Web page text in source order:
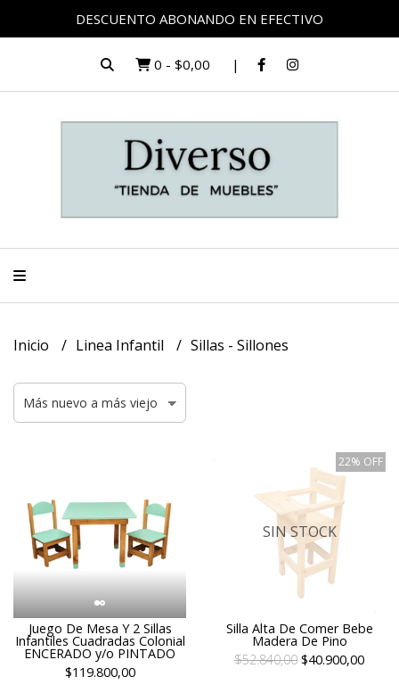
DESCUENTO ABONANDO EN EFECTIVO
0 - $0,00
Inicio Linea Infantil Sillas - Sillones
Juego De Mesa Y 2 Sillas
Infantiles Cuadradas Colonial
ENCERADO y/o PINTADO
$119.800,00
22% OFF
SIN STOCK
Silla Alta De Comer Bebe
Madera De Pino
$52.840,00 $40.900,00